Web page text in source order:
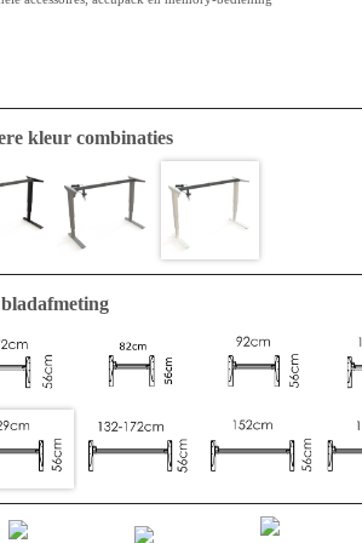
kleur combinaties